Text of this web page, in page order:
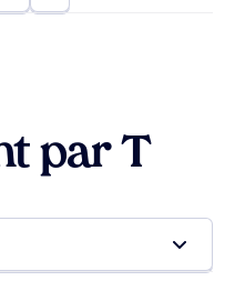
par T